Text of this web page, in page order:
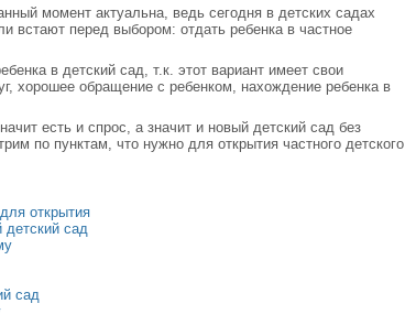
момент актуальна, ведь сегодня в детских садах
встают перед выбором: отдать ребенка в частное
в детский сад, т.к. этот вариант имеет свои
хорошее обращение с ребенком, нахождение ребенка в
есть и спрос, а значит и новый детский сад без
по пунктам, что нужно для открытия частного детского
открытия
детский сад
сад